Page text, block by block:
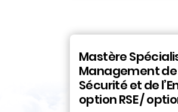
Mastère
Management
Sécurité et de
option RSE /